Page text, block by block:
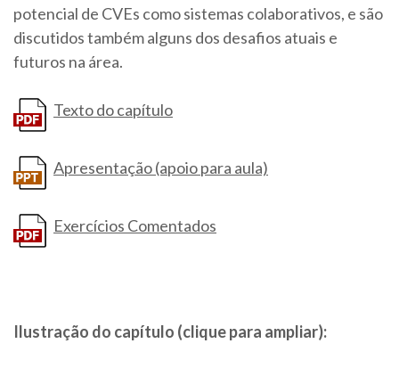
potencial de CVEs como sistemas colaborativos, e são
discutidos também alguns dos desafios atuais e
futuros na área.
Texto do capítulo
Apresentação (apoio para aula)
Exercícios Comentados
Ilustração do capítulo (clique para ampliar):